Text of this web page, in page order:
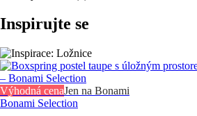
Inspirujte se
Výhodná cenaJen na Bonami
Bonami Selection